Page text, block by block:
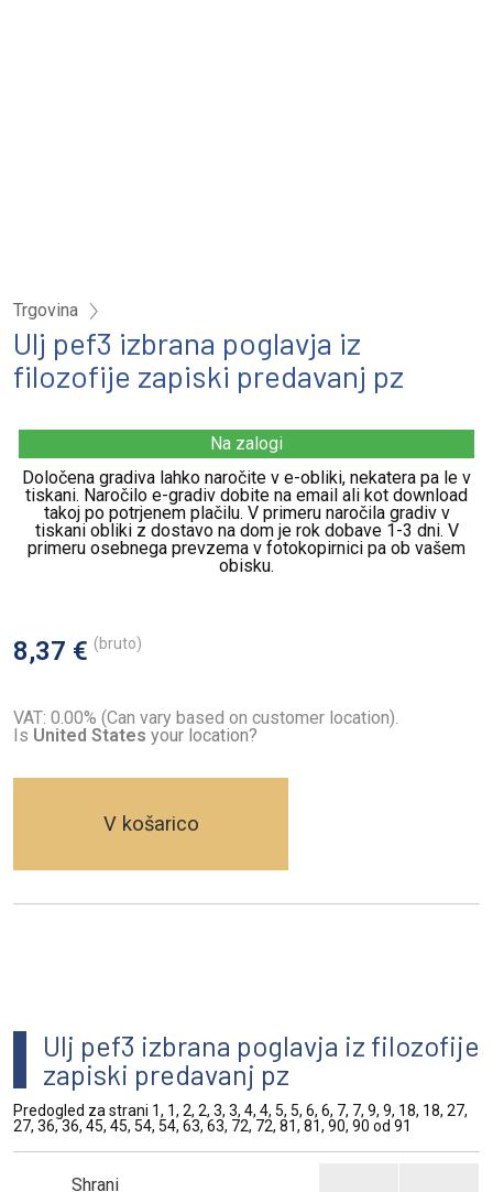
Trgovina
Ulj pef3 izbrana poglavja iz
filozofije zapiski predavanj pz
Na zalogi
Določena gradiva lahko naročite v e-obliki, nekatera pa le v
tiskani. Naročilo e-gradiv dobite na email ali kot download
takoj po potrjenem plačilu. V primeru naročila gradiv v
tiskani obliki z dostavo na dom je rok dobave 1-3 dni. V
primeru osebnega prevzema v fotokopirnici pa ob vašem
obisku.
8,37 € (bruto)
VAT: 0.00% (Can vary based on customer location).
Is United States your location?
V košarico
Ulj pef3 izbrana poglavja iz filozofije
zapiski predavanj pz
Predogled za strani 1, 1, 2, 2, 3, 3, 4, 4, 5, 5, 6, 6, 7, 7, 9, 9, 18, 18, 27,
27, 36, 36, 45, 45, 54, 54, 63, 63, 72, 72, 81, 81, 90, 90 od 91
Shrani